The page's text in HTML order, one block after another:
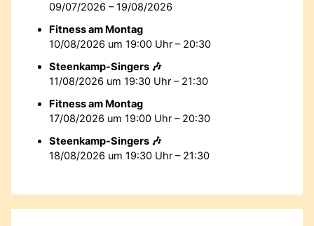
09/07/2026 – 19/08/2026
Fitness am Montag
10/08/2026 um 19:00 Uhr – 20:30
Steenkamp-Singers 🎶
11/08/2026 um 19:30 Uhr – 21:30
Fitness am Montag
17/08/2026 um 19:00 Uhr – 20:30
Steenkamp-Singers 🎶
18/08/2026 um 19:30 Uhr – 21:30